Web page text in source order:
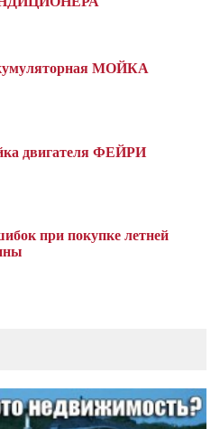
МОЙКА
двигателя ФЕЙРИ
при покупке летней